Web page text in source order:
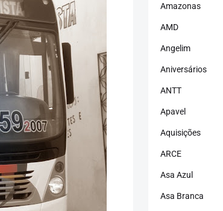
Amazonas
AMD
Angelim
Aniversários
ANTT
Apavel
Aquisições
ARCE
Asa Azul
Asa Branca